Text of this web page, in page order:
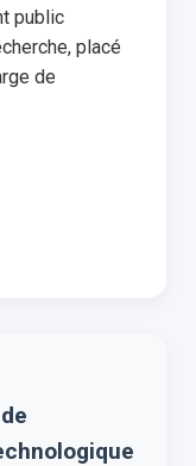
public
placé
de